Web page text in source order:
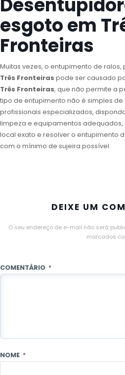
esgoto em
Fronteiras
Muitas vezes, o entupimento de ralos,
Três Fronteiras pode ser causado
Três Fronteiras, que não permite a
tipo de entupimento não é simples
profissionais especializados,
limpeza e equipamentos
local exato e resolver o entupimento
com o mínimo de sujeira possível.
DEIXE UM
O seu endereço de e-mail não será
marcados
COMENTÁRIO *
NOME *